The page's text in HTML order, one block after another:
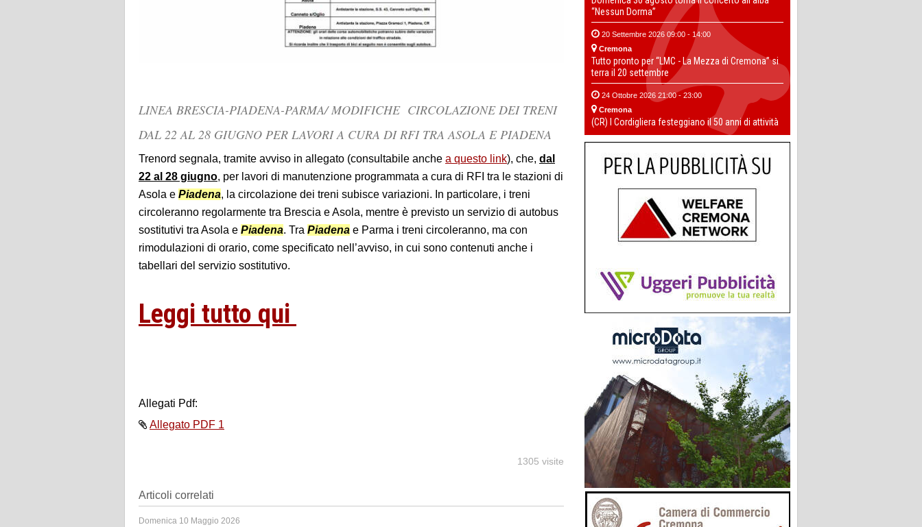
LINEA BRESCIA-PIADENA-PARMA/ MODIFICHE CIRCOLAZIONE DEI TRENI
DAL 22 AL 28 GIUGNO PER LAVORI A CURA DI RFI TRA ASOLA E PIADENA
Trenord segnala, tramite avviso in allegato (consultabile anche a questo link), che, dal
22 al 28 giugno, per lavori di manutenzione programmata a cura di RFI tra le stazioni di
Asola e Piadena, la circolazione dei treni subisce variazioni. In particolare, i treni
circoleranno regolarmente tra Brescia e Asola, mentre è previsto un servizio di autobus
sostitutivi tra Asola e Piadena. Tra Piadena e Parma i treni circoleranno, ma con
rimodulazioni di orario, come specificato nell’avviso, in cui sono contenuti anche i
tabellari del servizio sostitutivo.
Leggi tutto qui
Allegati Pdf:
Allegato PDF 1
1305 visite
Articoli correlati
Domenica 10 Maggio 2026
“Nessun Dorma”
20 Settembre 2026 09:00 - 14:00
Cremona
Tutto pronto per “LMC - La Mezza di Cremona” si
terra il 20 settembre
24 Ottobre 2026 21:00 - 23:00
Cremona
(CR) I Cordigliera festeggiano il 50 anni di attività